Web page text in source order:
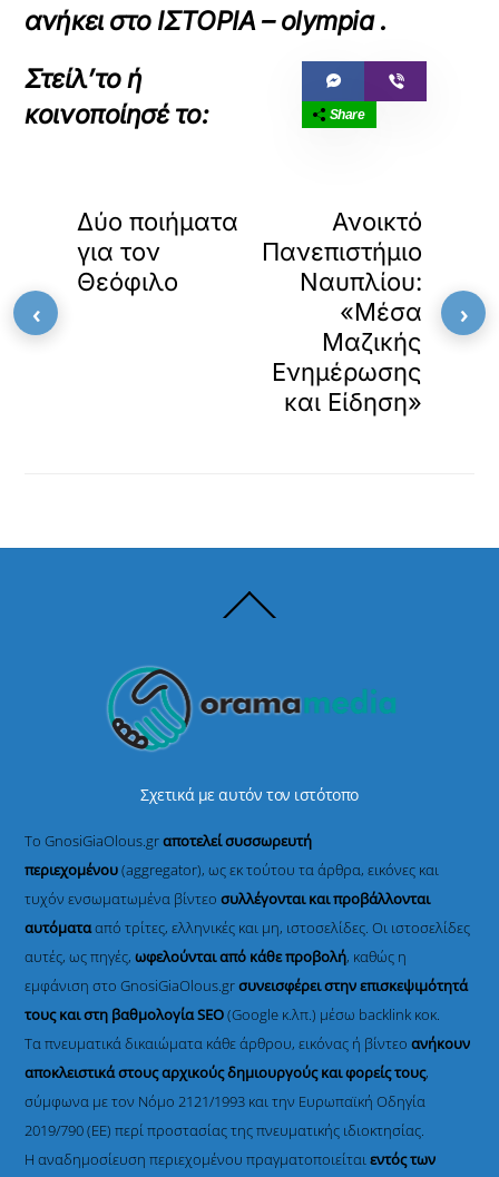
ανήκει στο ΙΣΤΟΡΙΑ – olympia.
Share
Δύο ποιήματα
για τον
Θεόφιλο
Ανοικτό
Πανεπιστήμιο
Ναυπλίου:
«Μέσα
Μαζικής
Ενημέρωσης
και Είδηση»
To
Σχετικά με αυτόν τον ιστότοπο
Το GnosiGiaOlous.grαποτελεί συσσωρευτή
περιεχομένου(aggregator), ως εκ τούτου τα άρθρα, εικόνες και
τυχόν ενσωματωμένα βίντεοσυλλέγονται και προβάλλονται
αυτόματααπό τρίτες, ελληνικές και μη, ιστοσελίδες. Οι ιστοσελίδες
αυτές, ως πηγές,ωφελούνται από κάθε προβολή, καθώς η
εμφάνιση στο GnosiGiaOlous.grσυνεισφέρει στην επισκεψιμότητά
τους και στη βαθμολογία SEO(Google κ.λπ.) μέσω backlink κοκ.
Τα πνευματικά δικαιώματα κάθε άρθρου, εικόνας ή βίντεοανήκουν
αποκλειστικά στους αρχικούς δημιουργούς και φορείς τους,
σύμφωνα με τον Νόμο 2121/1993 και την Ευρωπαϊκή Οδηγία
2019/790 (ΕΕ) περί προστασίας της πνευματικής ιδιοκτησίας.
Η αναδημοσίευση περιεχομένου πραγματοποιείταιεντός των
‹ ›